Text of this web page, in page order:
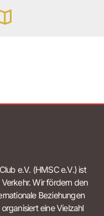
e.V. (HMSC e.V.) ist
Wir fördern den
Beziehungen
eine Vielzahl